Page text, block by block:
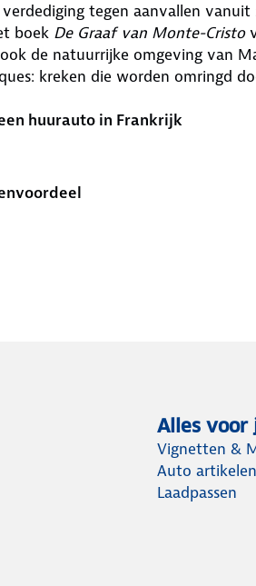
tegen aanvallen vanuit
boek De Graaf van Monte-Cristo
de natuurrijke omgeving van
kreken die worden omringd
huurauto in Frankrijk
Alles voor
Vignetten &
Auto artikelen
Laadpassen